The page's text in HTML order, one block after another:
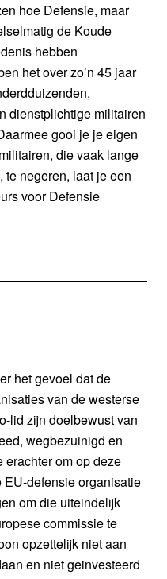
hoe Defensie, maar
de Koude
hebben
het over zo’n 45 jaar
dienstplichtige militairen
gooi je je eigen
die vaak lange
negeren, laat je een
voor Defensie
het gevoel dat de
van de westerse
lid zijn doelbewust van
wegbezuinigd en
erachter om op deze
defensie organisatie
om die uiteindelijk
commissie te
opzettelijk niet aan
en niet geinvesteerd